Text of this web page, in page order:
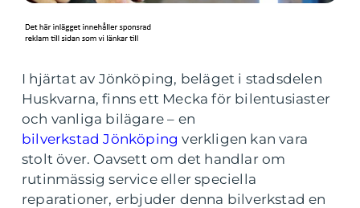
I hjärtat av Jönköping, beläget i stadsdelen
Huskvarna, finns ett Mecka för bilentusiaster
och vanliga bilägare – en
bilverkstad Jönköping verkligen kan vara
stolt över. Oavsett om det handlar om
rutinmässig service eller speciella
reparationer, erbjuder denna bilverkstad en